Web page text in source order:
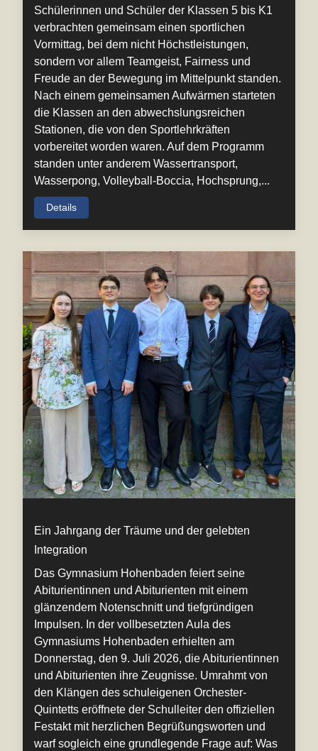
Schülerinnen und Schüler der Klassen 5 bis K1
verbrachten gemeinsam einen sportlichen
Vormittag, bei dem nicht Höchstleistungen,
sondern vor allem Teamgeist, Fairness und
Freude an der Bewegung im Mittelpunkt standen.
Nach einem gemeinsamen Aufwärmen starteten
die Klassen an den abwechslungsreichen
Stationen, die von den Sportlehrkräften
vorbereitet worden waren. Auf dem Programm
standen unter anderem Wassertransport,
Wasserpong, Volleyball-Boccia, Hochsprung,...
Details
Ein Jahrgang der Träume und der gelebten
Integration
Das Gymnasium Hohenbaden feiert seine
Abiturientinnen und Abiturienten mit einem
glänzendem Notenschnitt und tiefgründigen
Impulsen. In der vollbesetzten Aula des
Gymnasiums Hohenbaden erhielten am
Donnerstag, den 9. Juli 2026, die Abiturientinnen
und Abiturienten ihre Zeugnisse. Umrahmt von
den Klängen des schuleigenen Orchester-
Quintetts eröffnete der Schulleiter den offiziellen
Festakt mit herzlichen Begrüßungsworten und
warf sogleich eine grundlegende Frage auf: Was